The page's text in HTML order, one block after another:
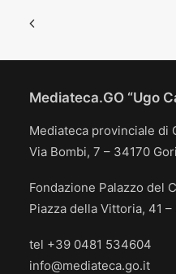
Mediateca.GO “Ugo
Mediateca provinciale di
Via Bombi, 7 – 34170
Fondazione Palazzo del
Piazza della Vittoria, 41
tel +39 0481 534604
info@mediateca.go.it